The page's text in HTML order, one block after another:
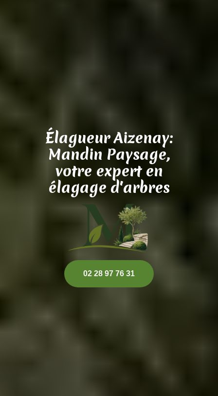
Élagueur Aizenay:
Mandin Paysage,
votre expert en
élagage d'arbres
02 28 97 76 31